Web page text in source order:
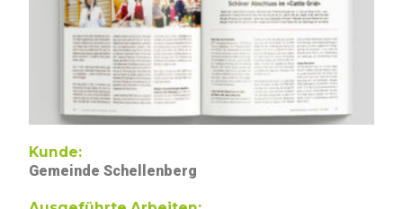
Kunde:
Gemeinde Schellenberg